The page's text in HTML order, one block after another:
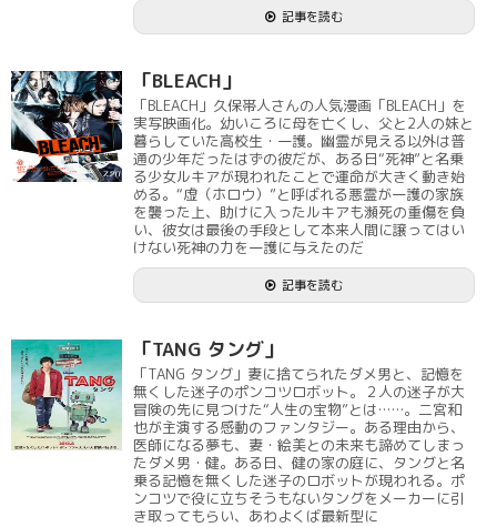
記事を読む
「BLEACH」
「BLEACH」久保帯人さんの人気漫画「BLEACH」を
実写映画化。幼いころに母を亡くし、父と2人の妹と
暮らしていた高校生・一護。幽霊が見える以外は普
通の少年だったはずの彼だが、ある日“死神”と名乗
る少女ルキアが現われたことで運命が大きく動き始
める。“虚（ホロウ）”と呼ばれる悪霊が一護の家族
を襲った上、助けに入ったルキアも瀕死の重傷を負
い、彼女は最後の手段として本来人間に譲ってはい
けない死神の力を一護に与えたのだ
記事を読む
「TANG タング」
「TANG タング」妻に捨てられたダメ男と、記憶を
無くした迷子のポンコツロボット。２人の迷子が大
冒険の先に見つけた“人生の宝物”とは……。二宮和
也が主演する感動のファンタジー。ある理由から、
医師になる夢も、妻・絵美との未来も諦めてしまっ
たダメ男・健。ある日、健の家の庭に、タングと名
乗る記憶を無くした迷子のロボットが現われる。ポ
ンコツで役に立ちそうもないタングをメーカーに引
き取ってもらい、あわよくば最新型に